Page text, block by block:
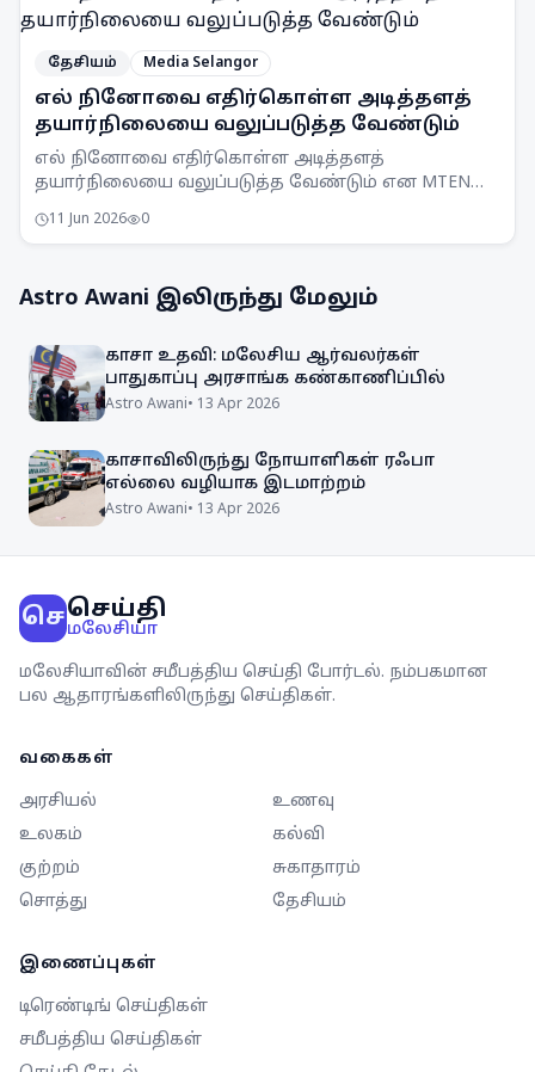
தேசியம் Media Selangor
எல் நினோவை எதிர்கொள்ள அடித்தளத்
தயார்நிலையை வலுப்படுத்த வேண்டும்
எல் நினோவை எதிர்கொள்ள அடித்தளத்
தயார்நிலையை வலுப்படுத்த வேண்டும் என MTEN
விழிப்புணர்வு அதிகரிக்கப்படும்.
11 Jun 2026 0
Astro Awani இலிருந்து மேலும்
காசா உதவி: மலேசிய ஆர்வலர்கள்
பாதுகாப்பு அரசாங்க கண்காணிப்பில்
Astro Awani• 13 Apr 2026
காசாவிலிருந்து நோயாளிகள் ரஃபா
எல்லை வழியாக இடமாற்றம்
Astro Awani• 13 Apr 2026
செசெய்தி
மலேசியா
மலேசியாவின் சமீபத்திய செய்தி போர்டல். நம்பகமான
பல ஆதாரங்களிலிருந்து செய்திகள்.
வகைகள்
அரசியல்
உணவு
உலகம்
கல்வி
குற்றம்
சுகாதாரம்
சொத்து
தேசியம்
இணைப்புகள்
டிரெண்டிங் செய்திகள்
சமீபத்திய செய்திகள்